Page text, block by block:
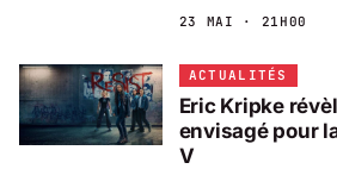
23 MAI · 21H00
ACTUALITÉS
Eric Kripke
envisagé pour
V